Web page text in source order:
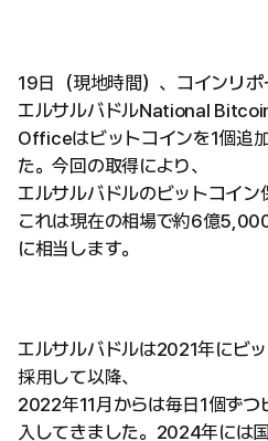
19日（現地時間）、コインリポ
エルサルバドルNational
Officeはビットコインを1個追
た。今回の取得により、
エルサルバドルのビットコイン
これは現在の相場で約6億
に相当します。
エルサルバドルは2021年にビ
採用して以降、
2022年11月からは毎日1個ず
入してきました。2024年には国